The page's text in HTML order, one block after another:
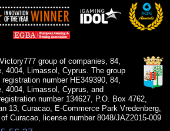
Rhyming Reels - Old King Cole
group of companies, 84,
4004, Limassol, Cyprus. The group
number HE349390, 84,
4004, Limassol, Cyprus, and
number 134627, P.O. Box 4762,
13, Curacao, E-Commerce Park Vredenberg,
Curacao, license number 8048/JAZ2015-009